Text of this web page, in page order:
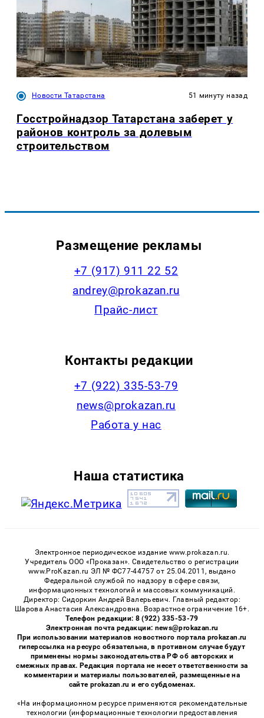
Новости Татарстана 51 минуту назад
Госстройнадзор Татарстана заберет у
районов контроль за долевым
строительством
Размещение рекламы
+7 (917) 911 22 52
andrey@prokazan.ru
Прайс-лист
Контакты редакции
+7 (922) 335-53-79
news@prokazan.ru
Работа у нас
Наша статистика
Электронное периодическое издание www.prokazan.ru.
Учредитель ООО «Проказан». Cвидетельство о регистрации
www.ProKazan.ru ЭЛ № ФС77-44757 от 25.04.2011, выдано
Федеральной службой по надзору в сфере связи,
информационных технологий и массовых коммуникаций.
Директор: Сидоркин Андрей Валерьевич. Главный редактор:
Шарова Анастасия Александровна. Возрастное ограничение 16+.
Телефон редакции: 8 (922) 335-53-79
Электронная почта редакции: news@prokazan.ru
При использовании материалов новостного портала prokazan.ru
гиперссылка на ресурс обязательна, в противном случае будут
применены нормы законодательства РФ об авторских и
смежных правах. Редакция портала не несет ответственности за
комментарии и материалы пользователей, размещенные на
сайте prokazan.ru и его субдоменах.
«На информационном ресурсе применяются рекомендательные
технологии (информационные технологии предоставления